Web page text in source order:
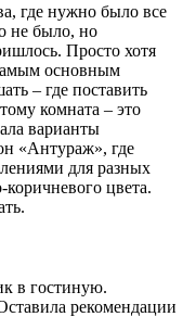
где нужно было все
не было, но
Просто хотя
основным
– где поставить
комната – это
варианты
«Антураж», где
для разных
цвета.
в гостиную.
рекомендации